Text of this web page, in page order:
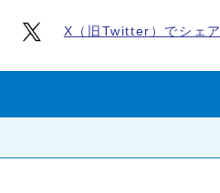
X（旧Twitter）でシェア